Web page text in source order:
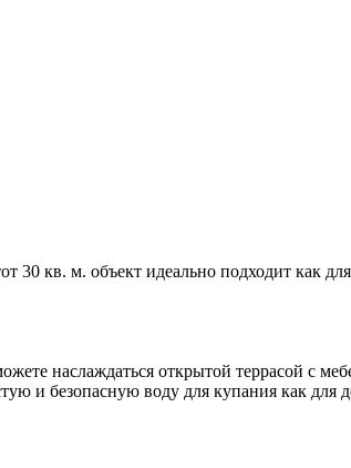
кв. м. объект идеально подходит как
наслаждаться открытой террасой с
и безопасную воду для купания как для